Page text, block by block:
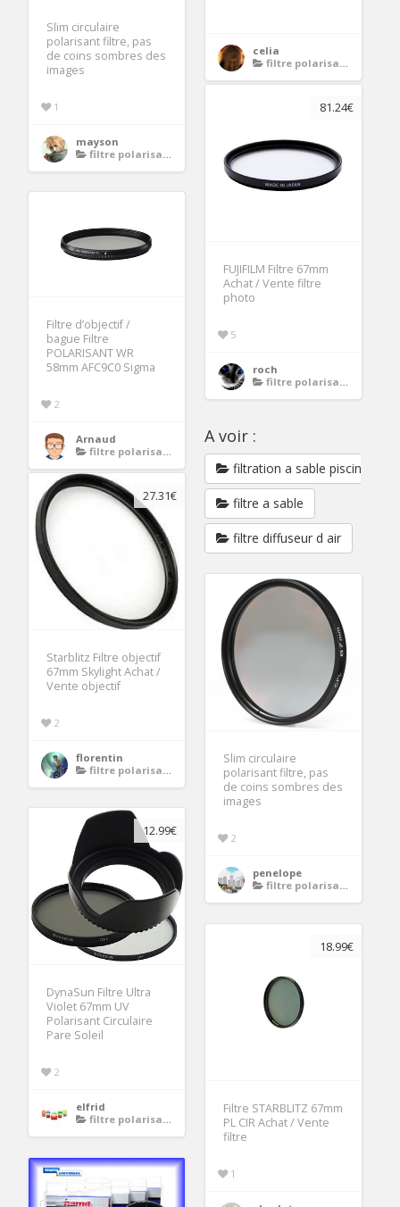
celia
filtre polarisant 67mm
Slim circulaire
polarisant filtre, pas
de coins sombres des
images
1
mayson
filtre polarisant 67mm
81.24€
FUJIFILM Filtre 67mm
Achat / Vente filtre
photo
5
roch
filtre polarisant 67mm
Filtre d’objectif /
bague Filtre
POLARISANT WR
58mm AFC9C0 Sigma
2
Arnaud
filtre polarisant 67mm
A voir :
filtration a sable piscine
filtre a sable
filtre diffuseur d air
27.31€
Starblitz Filtre objectif
67mm Skylight Achat /
Vente objectif
2
florentin
filtre polarisant 67mm
Slim circulaire
polarisant filtre, pas
de coins sombres des
images
2
penelope
filtre polarisant 67mm
12.99€
DynaSun Filtre Ultra
Violet 67mm UV
Polarisant Circulaire
Pare Soleil
2
elfrid
filtre polarisant 67mm
18.99€
Filtre STARBLITZ 67mm
PL CIR Achat / Vente
filtre
1